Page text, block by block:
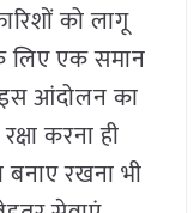
को लागू
लिए एक समान
इस आंदोलन का
करना ही
बनाए रखना भी